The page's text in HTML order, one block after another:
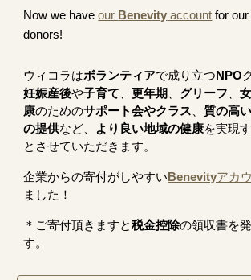
Now we haveour Benevity account for
donors!
ウィコラはボランティアで成り立つNPO
妊娠産後や子育て、更年期 、 グリーフ、
康のためのサポート会やクラス、質の高
の提供など、 より良い地域の健康を実現
とさせていただきます。
企業からの寄付がしやすい Benevityアカ
ました！
​＊ご寄付頂きますと税金控除の領収書を
す。